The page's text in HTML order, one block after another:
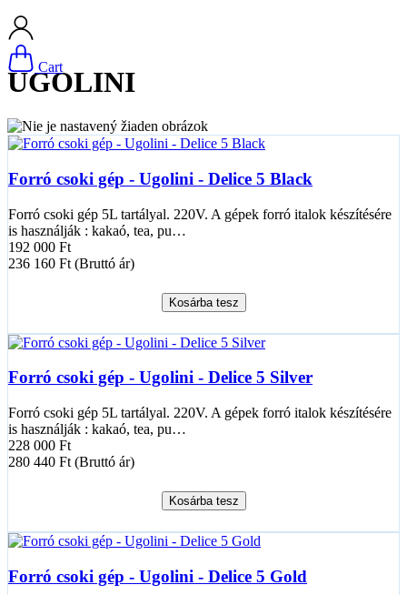
Cart
UGOLINI
Forró csoki gép - Ugolini - Delice 5 Black
Forró csoki gép 5L tartályal. 220V. A gépek forró italok készítésére
is használják : kakaó, tea, pu…
192 000 Ft
236 160 Ft (Bruttó ár)
Kosárba tesz
Forró csoki gép - Ugolini - Delice 5 Silver
Forró csoki gép 5L tartályal. 220V. A gépek forró italok készítésére
is használják : kakaó, tea, pu…
228 000 Ft
280 440 Ft (Bruttó ár)
Kosárba tesz
Forró csoki gép - Ugolini - Delice 5 Gold